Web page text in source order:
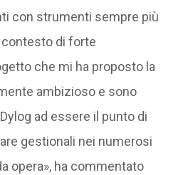
con strumenti sempre più
di forte
che mi ha proposto la
ambizioso e sono
ad essere il punto di
gestionali nei numerosi
opera», ha commentato